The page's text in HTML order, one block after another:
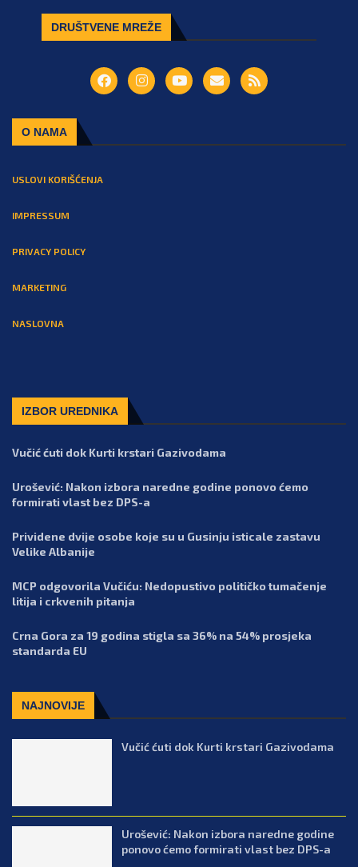
DRUŠTVENE MREŽE
O NAMA
USLOVI KORIŠĆENJA
IMPRESSUM
PRIVACY POLICY
MARKETING
NASLOVNA
IZBOR UREDNIKA
Vučić ćuti dok Kurti krstari Gazivodama
Urošević: Nakon izbora naredne godine ponovo ćemo
formirati vlast bez DPS-a
Prividene dvije osobe koje su u Gusinju isticale zastavu
Velike Albanije
MCP odgovorila Vučiću: Nedopustivo političko tumačenje
litija i crkvenih pitanja
Crna Gora za 19 godina stigla sa 36% na 54% prosjeka
standarda EU
NAJNOVIJE
Vučić ćuti dok Kurti krstari Gazivodama
Urošević: Nakon izbora naredne godine
ponovo ćemo formirati vlast bez DPS-a